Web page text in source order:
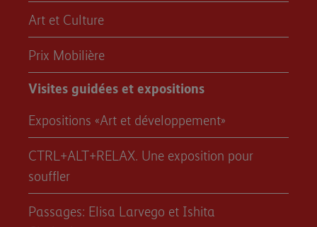
Art et Culture
Prix Mobilière
Visites guidées et expositions
Expositions «Art et développement»
CTRL+ALT+RELAX. Une exposition pour
souffler
Passages: Elisa Larvego et Ishita